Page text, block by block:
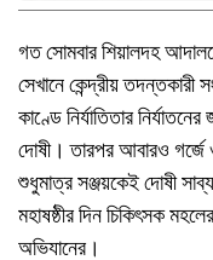
গত সোমবার শিয়ালদহ
সেখানে কেন্দ্রীয়
কাণ্ডে নির্যাতিতার
দোষী। তারপর আবারও গর্জে
শুধুমাত্র সঞ্জয়কেই দোষী
মহাষষ্ঠীর দিন চিকিৎসক
অভিযানের।